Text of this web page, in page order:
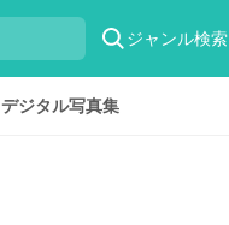
ジャンル検索
デジタル写真集